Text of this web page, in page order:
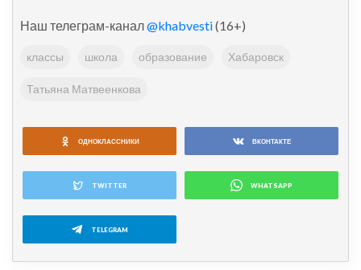
Наш телеграм-канал@khabvesti(16+)
классы школа образование Хабаровск
Татьяна Матвеенкова
ОДНОКЛАССНИКИ ВКОНТАКТЕ
TWITTER WHATSAPP
TELEGRAM